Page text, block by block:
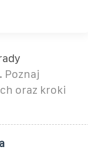
Poznaj
oraz kroki